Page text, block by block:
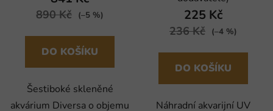
890 Kč (–5 %)
DO KOŠÍKU
Šestiboké skleněné
akvárium Diversa o objemu
225 Kč
236 Kč (–4 %)
DO KOŠÍKU
Náhradní akvarijní UV